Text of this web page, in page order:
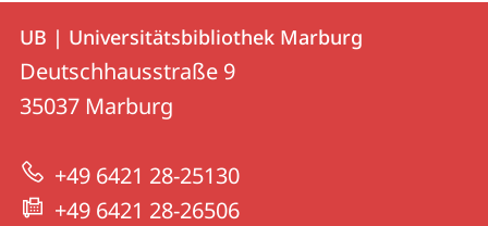
Kontakt
und
Informationen
zur
Website
Kontaktinformationen
UB
|
Universitätsbibliothek
Marburg
UB | Universitätsbibliothek Marburg
Deutschhausstraße 9
35037 Marburg
+49 6421 28-25130
+49 6421 28-26506